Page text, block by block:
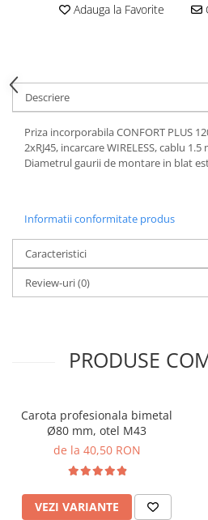
Adauga la Favorite
Descriere
Priza incorporabila CONFORT PLUS
2xRJ45, incarcare WIRELESS, cablu
Diametrul gaurii de montare in blat
Informatii conformitate produs
Caracteristici
Review-uri(0)
PRODUSE
Carota profesionala bimetal
Ø80 mm, otel M43
de la 40,50 RON
VEZI VARIANTE